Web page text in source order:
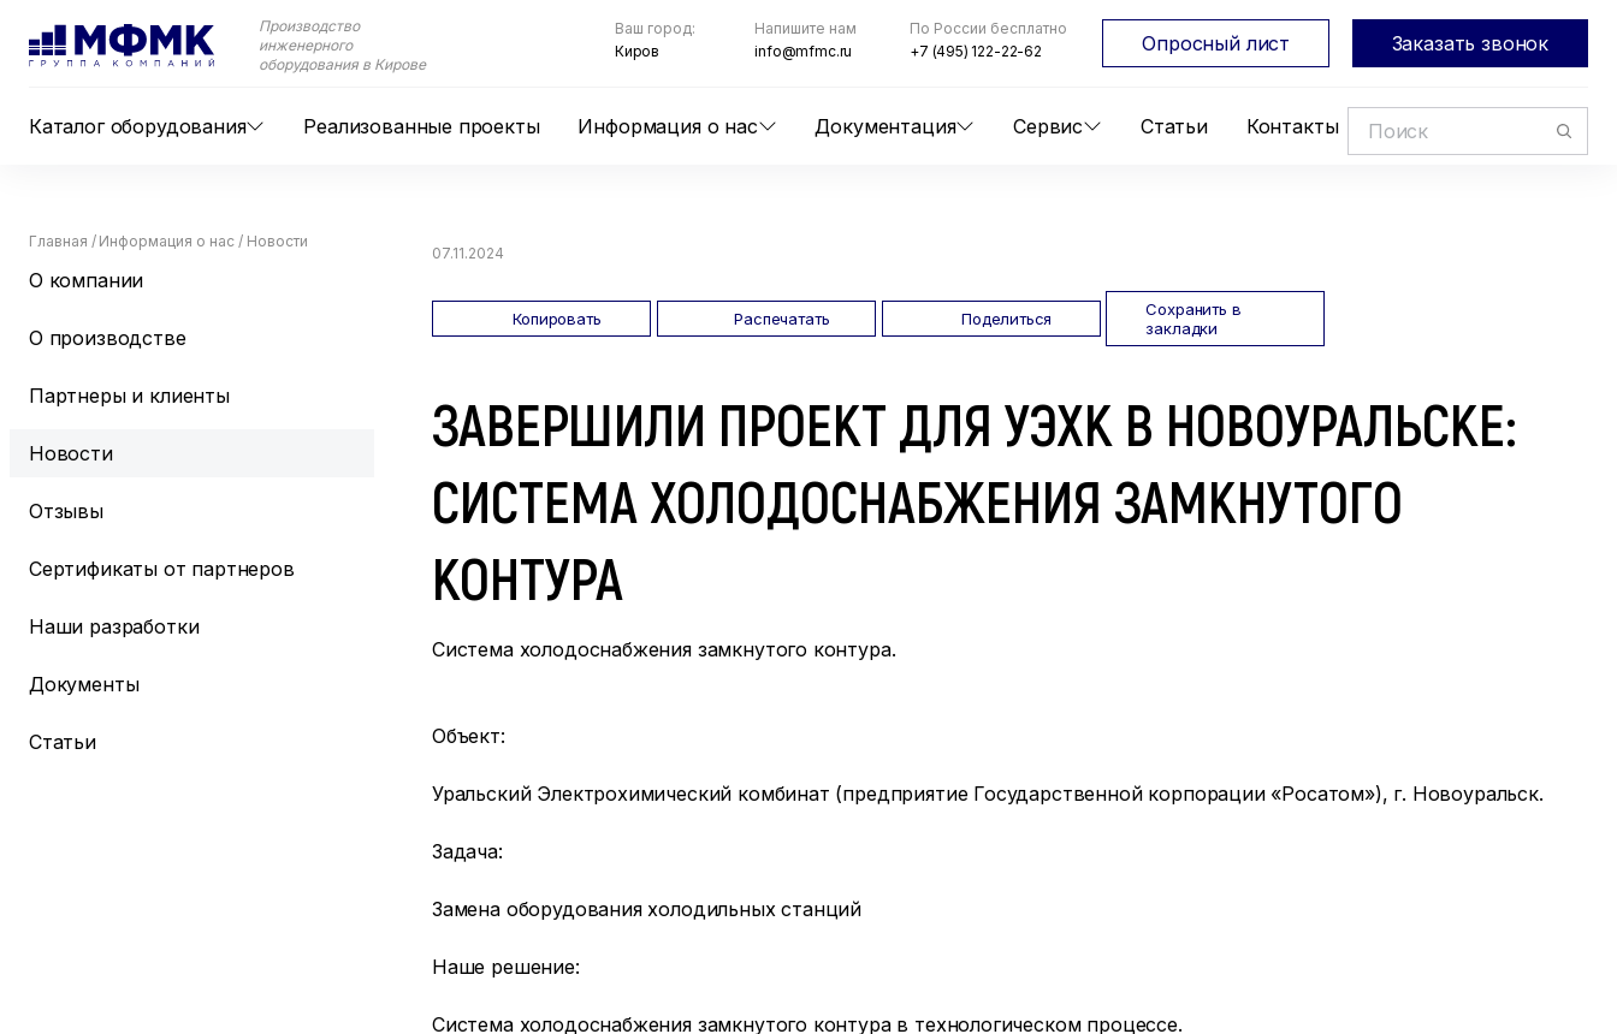
Производство
инженерного
оборудования в Кирове
Каталог оборудования Реализованные проекты Информация о нас Документация Сервис Статьи Контакты
Ваш город:
Киров
Напишите нам
info@mfmc.ru
По России бесплатно
+7 (495) 122-22-62
Опросный лист Заказать звонок
Главная / Информация о нас / Новости
О компании
О производстве
Партнеры и клиенты
Новости
Отзывы
Сертификаты от партнеров
Наши разработки
Документы
Статьи
07.11.2024
Копировать Распечатать Поделиться
Сохранить в
закладки
ЗАВЕРШИЛИ ПРОЕКТ ДЛЯ УЭХК В НОВОУРАЛЬСКЕ:
СИСТЕМА ХОЛОДОСНАБЖЕНИЯ ЗАМКНУТОГО
КОНТУРА
Система холодоснабжения замкнутого контура.
Объект:
Уральский Электрохимический комбинат (предприятие Государственной корпорации «Росатом»), г. Новоуральск.
Задача:
Замена оборудования холодильных станций
Наше решение:
Система холодоснабжения замкнутого контура в технологическом процессе.